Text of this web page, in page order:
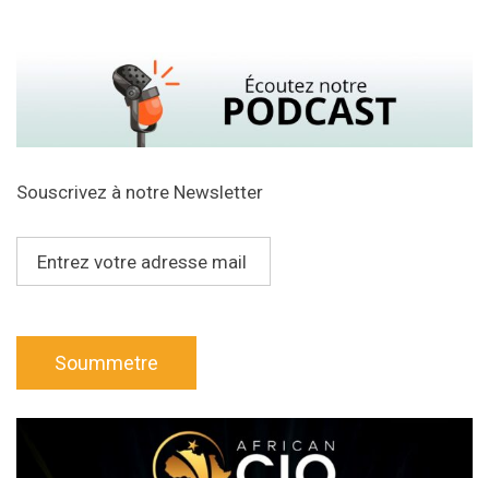
Souscrivez à notre Newsletter